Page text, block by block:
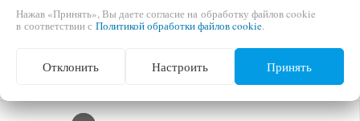
БРИЗ, РАТЕП MM0364W / ЗУБЬЕВ - 12 ШТ. D=26
В КОРЗИНУ
Нажав «Принять», Вы даете согласие на обработку файлов cookie
в соответствии с Политикой обработки файлов cookie.
Отклонить Настроить Принять